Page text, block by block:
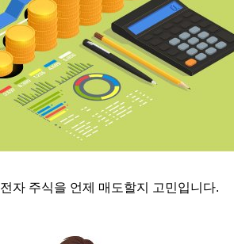
전자 주식을 언제 매도할지 고민입니다.